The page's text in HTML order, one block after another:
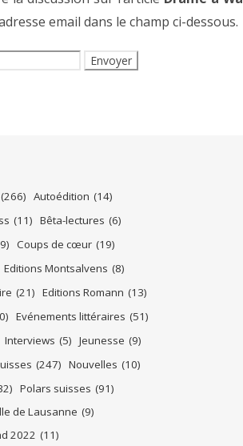
email dans le champ ci-dessous.
(266) Autoédition (14)
(11) Bêta-lectures (6)
Coups de cœur (19)
Editions Montsalvens (8)
(21) Editions Romann (13)
Evénements littéraires (51)
Interviews (5) Jeunesse (9)
(247) Nouvelles (10)
Polars suisses (91)
de Lausanne (9)
2022 (11)